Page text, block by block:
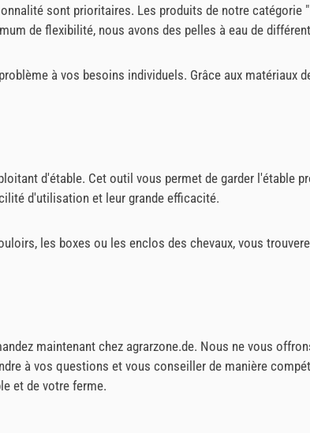
sont prioritaires. Les produits de notre
de flexibilité, nous avons des pelles à eau de
à vos besoins individuels. Grâce aux matériaux
d'étable. Cet outil vous permet de garder l'étable
d'utilisation et leur grande efficacité.
les boxes ou les enclos des chevaux, vous
maintenant chez agrarzone.de. Nous ne vous
à vos questions et vous conseiller de manière
et de votre ferme.